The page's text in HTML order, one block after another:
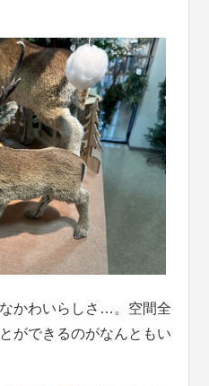
かわいらしさ…。空間全
ができるのがなんともい